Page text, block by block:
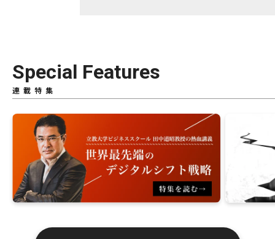
Special Features
連載特集